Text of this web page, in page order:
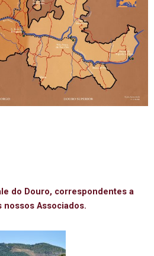
do Douro, correspondentes a
nossos Associados.